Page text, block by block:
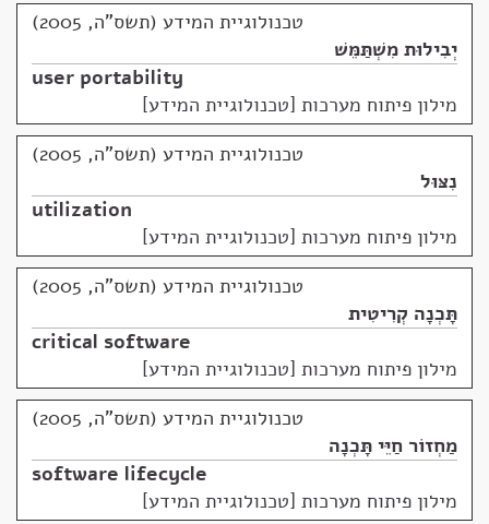
טכנולוגיית המידע (תשס"ה, 2005)
יְבִילוּת מִשְׁתַּמֵּשׁ
user portability
מילון פיתוח מערכות [טכנולוגיית המידע]
טכנולוגיית המידע (תשס"ה, 2005)
נִצּוּל
utilization
מילון פיתוח מערכות [טכנולוגיית המידע]
טכנולוגיית המידע (תשס"ה, 2005)
תָּכְנָה קְרִיטִית
critical software
מילון פיתוח מערכות [טכנולוגיית המידע]
טכנולוגיית המידע (תשס"ה, 2005)
מַחְזוֹר חַיֵּי תָּכְנָה
software lifecycle
מילון פיתוח מערכות [טכנולוגיית המידע]